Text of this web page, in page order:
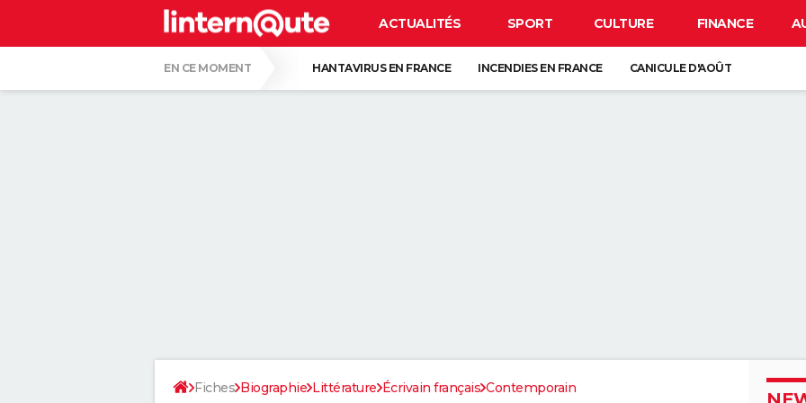
ACTUALITÉS SPORT CULTURE FINANCE
EN CE MOMENT HANTAVIRUS EN FRANCE INCENDIES EN FRANCE CANICULE D'AOÛT
Fiches Biographie Littérature Écrivain français Contemporain